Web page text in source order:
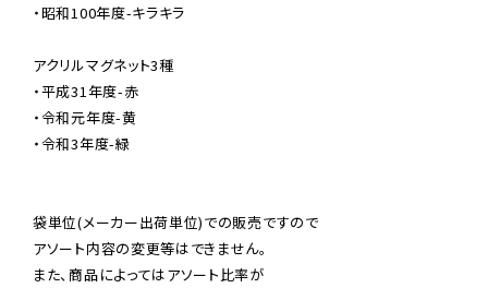
・昭和100年度-キラキラ
アクリルマグネット3種
・平成31年度-赤
・令和元年度-黄
・令和3年度-緑
袋単位(メーカー出荷単位)での販売ですので
アソート内容の変更等はできません。
また、商品によってはアソート比率が